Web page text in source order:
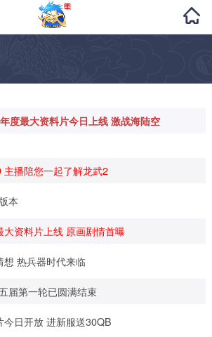
年度最大资料片今日上线 激战海陆空
播陪您一起了解龙武2
本
大资料片上线 原画剧情首曝
想 热兵器时代来临
届第一轮已圆满结束
今日开放 进新服送30QB